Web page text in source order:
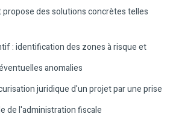
propose des solutions concrètes telles
: identification des zones à risque et
anomalies
juridique d'un projet par une prise
de l'administration fiscale